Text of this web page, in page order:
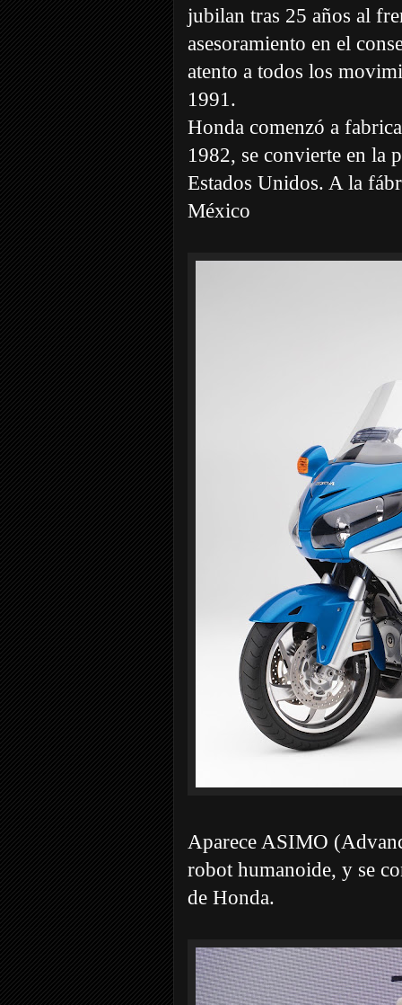
jubilan tras 25 años al
asesoramiento en el
atento a todos los
1991.
Honda comenzó a
1982, se convierte en la
Estados Unidos. A la
México
Aparece ASIMO
robot humanoide, y se
de Honda.